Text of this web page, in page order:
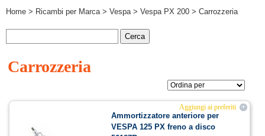
Home > Ricambi per Marca> Vespa> Vespa PX 200 > Carrozzeria
Carrozzeria
+
Aggiungi ai preferiti
Ammortizzatore anteriore per
VESPA 125 PX freno a disco